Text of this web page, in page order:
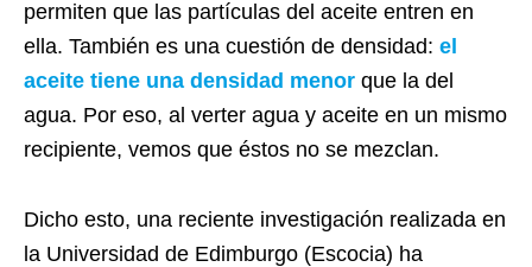
permiten que las partículas del aceite entren en
ella. También es una cuestión de densidad: el
aceite tiene una densidad menor que la del
agua. Por eso, al verter agua y aceite en un mismo
recipiente, vemos que éstos no se mezclan.
Dicho esto, una reciente investigación realizada en
la Universidad de Edimburgo (Escocia) ha